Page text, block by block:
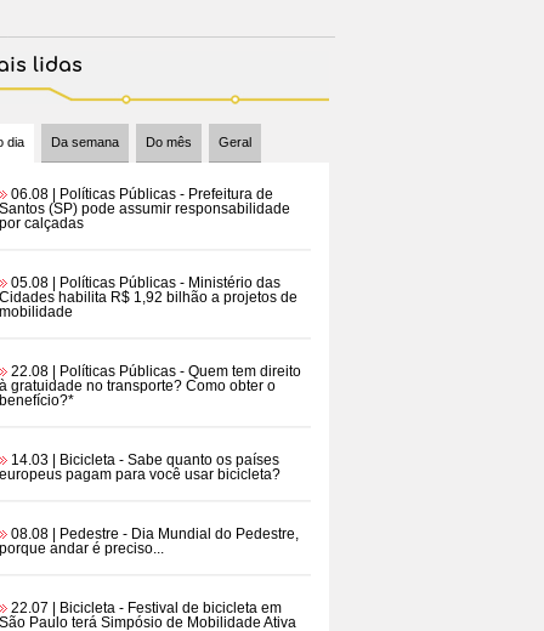
lidas
dia Da semana Do mês Geral
06.08 | Políticas Públicas - Prefeitura de
Santos (SP) pode assumir responsabilidade
por calçadas
05.08 | Políticas Públicas - Ministério das
Cidades habilita R$ 1,92 bilhão a projetos de
mobilidade
22.08 | Políticas Públicas - Quem tem direito
à gratuidade no transporte? Como obter o
benefício?*
14.03 | Bicicleta - Sabe quanto os países
europeus pagam para você usar bicicleta?
08.08 | Pedestre - Dia Mundial do Pedestre,
porque andar é preciso...
22.07 | Bicicleta - Festival de bicicleta em
São Paulo terá Simpósio de Mobilidade Ativa